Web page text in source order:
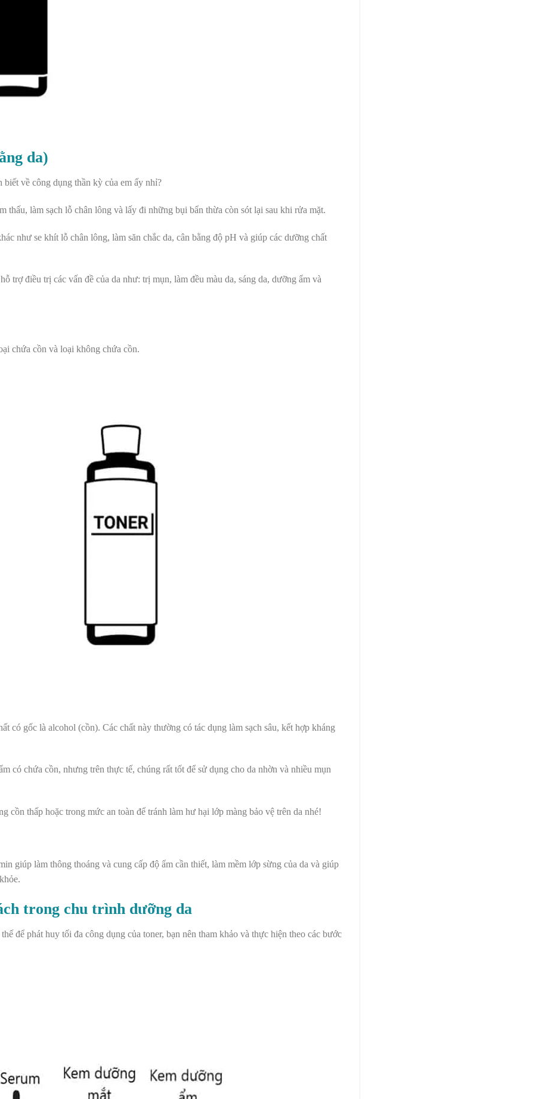
da)
về công dụng thần kỳ của em ấy nhỉ?
thấu, làm sạch lỗ chân lông và lấy đi những bụi bẩn thừa còn sót lại sau khi rửa mặt.
như se khít lỗ chân lông, làm săn chắc da, cân bằng độ pH và giúp các dưỡng chất
trợ điều trị các vấn đề của da như: trị mụn, làm đều màu da, sáng da, dưỡng ẩm và
chứa cồn và loại không chứa cồn.
có gốc là alcohol (cồn). Các chất này thường có tác dụng làm sạch sâu, kết hợp kháng
có chứa cồn, nhưng trên thực tế, chúng rất tốt để sử dụng cho da nhờn và nhiều mụn
cồn thấp hoặc trong mức an toàn để tránh làm hư hại lớp màng bảo vệ trên da nhé!
giúp làm thông thoáng và cung cấp độ ẩm cần thiết, làm mềm lớp sừng của da và giúp
trong chu trình dưỡng da
để phát huy tối đa công dụng của toner, bạn nên tham khảo và thực hiện theo các bước